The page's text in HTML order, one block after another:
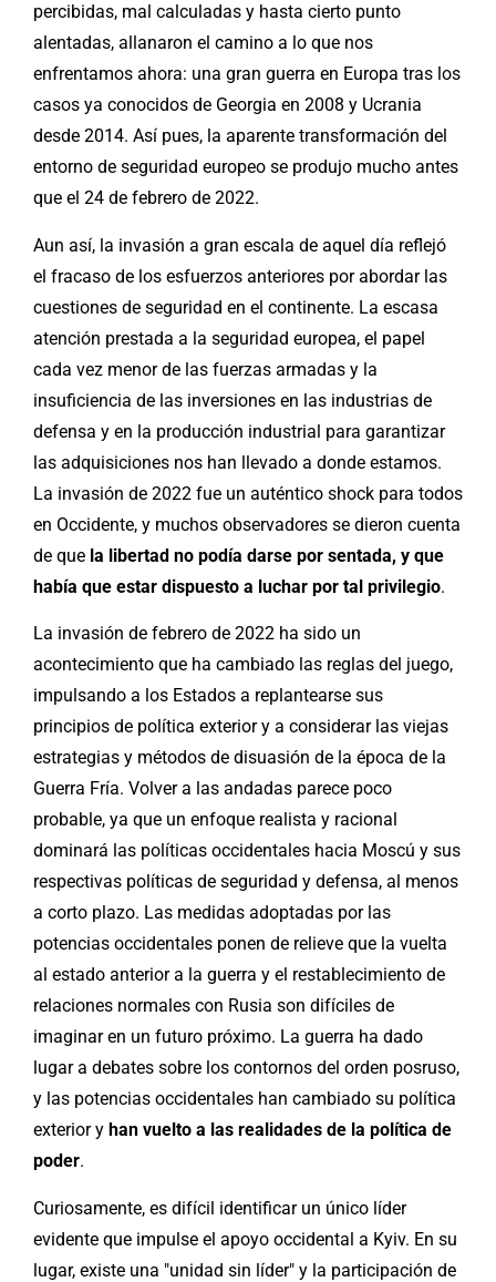
percibidas, mal calculadas y hasta cierto punto
alentadas, allanaron el camino a lo que nos
enfrentamos ahora: una gran guerra en Europa tras los
casos ya conocidos de Georgia en 2008 y Ucrania
desde 2014. Así pues, la aparente transformación del
entorno de seguridad europeo se produjo mucho antes
que el 24 de febrero de 2022.
Aun así, la invasión a gran escala de aquel día reflejó
el fracaso de los esfuerzos anteriores por abordar las
cuestiones de seguridad en el continente. La escasa
atención prestada a la seguridad europea, el papel
cada vez menor de las fuerzas armadas y la
insuficiencia de las inversiones en las industrias de
defensa y en la producción industrial para garantizar
las adquisiciones nos han llevado a donde estamos.
La invasión de 2022 fue un auténtico shock para todos
en Occidente, y muchos observadores se dieron cuenta
de que la libertad no podía darse por sentada, y que
había que estar dispuesto a luchar por tal privilegio.
La invasión de febrero de 2022 ha sido un
acontecimiento que ha cambiado las reglas del juego,
impulsando a los Estados a replantearse sus
principios de política exterior y a considerar las viejas
estrategias y métodos de disuasión de la época de la
Guerra Fría. Volver a las andadas parece poco
probable, ya que un enfoque realista y racional
dominará las políticas occidentales hacia Moscú y sus
respectivas políticas de seguridad y defensa, al menos
a corto plazo. Las medidas adoptadas por las
potencias occidentales ponen de relieve que la vuelta
al estado anterior a la guerra y el restablecimiento de
relaciones normales con Rusia son difíciles de
imaginar en un futuro próximo. La guerra ha dado
lugar a debates sobre los contornos del orden posruso,
y las potencias occidentales han cambiado su política
exterior y han vuelto a las realidades de la política de
poder.
Curiosamente, es difícil identificar un único líder
evidente que impulse el apoyo occidental a Kyiv. En su
lugar, existe una "unidad sin líder" y la participación de